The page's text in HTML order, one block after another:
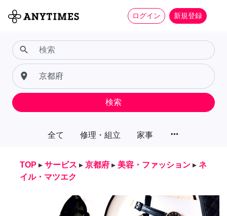
ログイン 新規登録
全て 修理・組立 家事 more_horiz
search
place
検索
TOP ▸ サービス ▸ 京都府 ▸ 美容・ファッション ▸ ネ
イル・マツエク